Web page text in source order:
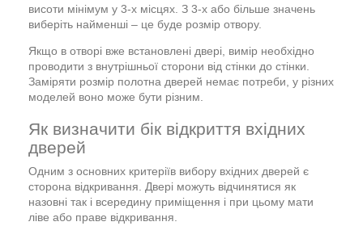
висоти мінімум у 3-х місцях. З 3-х або більше значень
виберіть найменші – це буде розмір отвору.
Якщо в отворі вже встановлені двері, вимір необхідно
проводити з внутрішньої сторони від стінки до стінки.
Заміряти розмір полотна дверей немає потреби, у різних
моделей воно може бути різним.
Як визначити бік відкриття вхідних
дверей
Одним з основних критеріїв вибору вхідних дверей є
сторона відкривання. Двері можуть відчинятися як
назовні так і всередину приміщення і при цьому мати
ліве або праве відкривання.